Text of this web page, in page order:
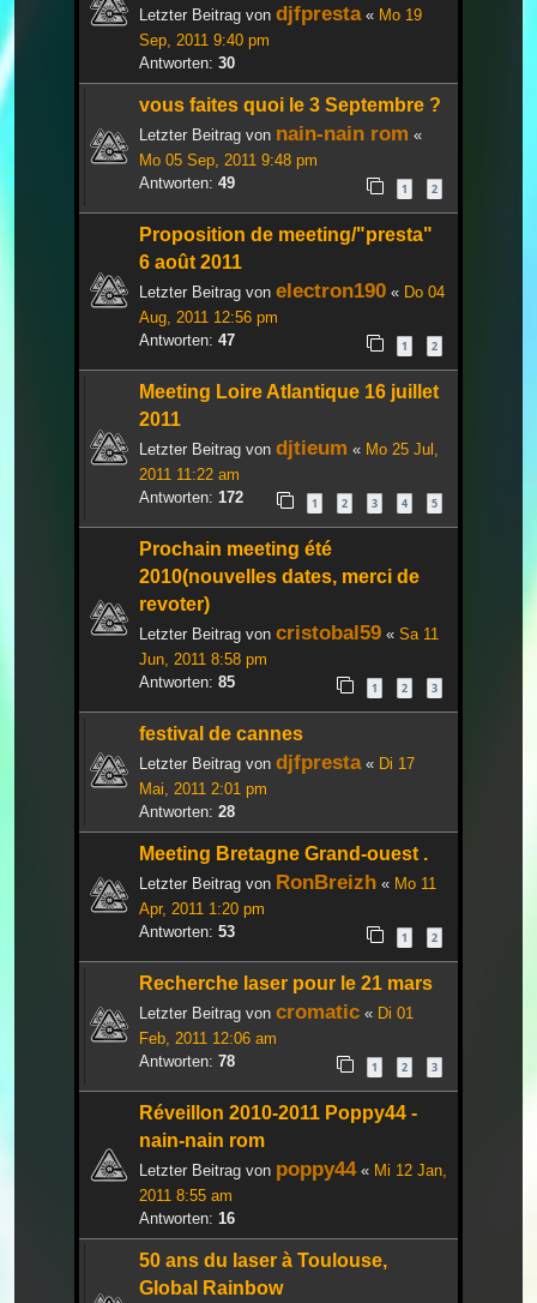
Letzter Beitrag von djfpresta« Mo 19
Sep, 2011 9:40 pm
Antworten: 30
vous faites quoi le 3 Septembre ?
Letzter Beitrag von nain-nain rom «
Mo 05 Sep, 2011 9:48 pm
Antworten: 49 1 2
Proposition de meeting/"presta"
6 août 2011
Letzter Beitrag von electron190 « Do 04
Aug, 2011 12:56 pm
Antworten: 47 1 2
Meeting Loire Atlantique 16 juillet
2011
Letzter Beitrag von djtieum « Mo 25 Jul,
2011 11:22 am
Antworten: 172 1 2 3 4 5
Prochain meeting été
2010(nouvelles dates, merci de
revoter)
Letzter Beitrag von cristobal59 « Sa 11
Jun, 2011 8:58 pm
Antworten: 85 1 2 3
festival de cannes
Letzter Beitrag von djfpresta« Di 17
Mai, 2011 2:01 pm
Antworten: 28
Meeting Bretagne Grand-ouest .
Letzter Beitrag von RonBreizh « Mo 11
Apr, 2011 1:20 pm
Antworten: 53 1 2
Recherche laser pour le 21 mars
Letzter Beitrag von cromatic « Di 01
Feb, 2011 12:06 am
Antworten: 78 1 2 3
Réveillon 2010-2011 Poppy44 -
nain-nain rom
Letzter Beitrag von poppy44« Mi 12 Jan,
2011 8:55 am
Antworten: 16
50 ans du laser à Toulouse,
Global Rainbow